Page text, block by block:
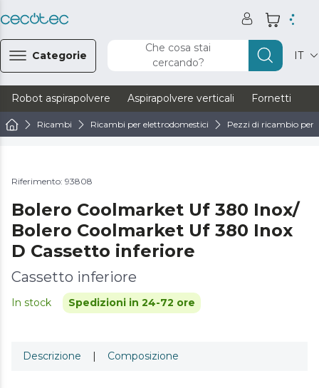
Categorie
Che cosa stai
cercando?
IT
Robot aspirapolvere Aspirapolvere verticali Fornetti
Ricambi Ricambi per elettrodomestici Pezzi di ricambio per
Riferimento: 93808
Bolero Coolmarket Uf 380 Inox/
Bolero Coolmarket Uf 380 Inox
D Cassetto inferiore
Cassetto inferiore
In stock Spedizioni in 24-72 ore
Descrizione | Composizione